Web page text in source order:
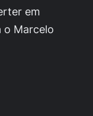
em
o Marcelo